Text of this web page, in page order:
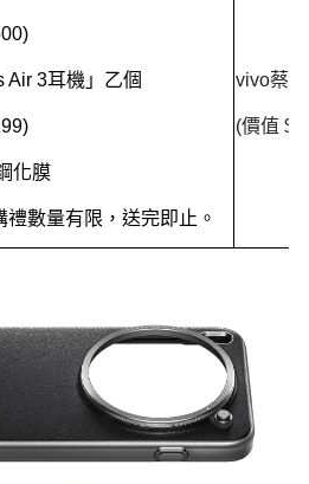
Air 3耳機」乙個
化膜
禮數量有限，送完即止。
vivo蔡司
(價值